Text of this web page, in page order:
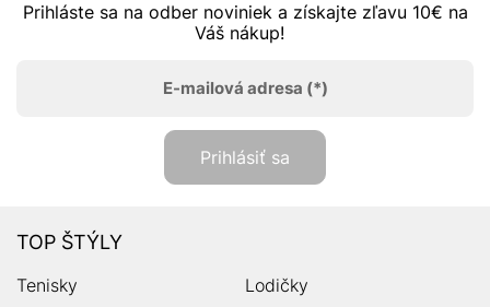
Prihláste sa na odber noviniek a získajte zľavu 10€ na
Váš nákup!
E-mailová adresa (*)
Prihlásiť sa
TOP ŠTÝLY
Tenisky
Lodičky